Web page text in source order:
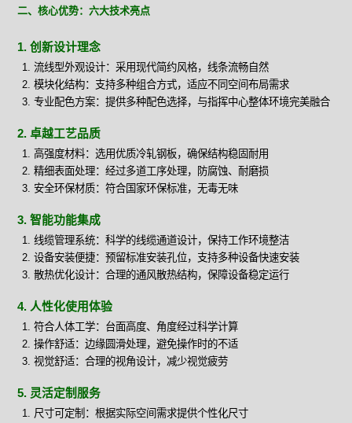
二、核心优势：六大技术亮点
1. 创新设计理念
流线型外观设计：采用现代简约风格，线条流畅自然
模块化结构：支持多种组合方式，适应不同空间布局需求
专业配色方案：提供多种配色选择，与指挥中心整体环境完美融合
2. 卓越工艺品质
高强度材料：选用优质冷轧钢板，确保结构稳固耐用
精细表面处理：经过多道工序处理，防腐蚀、耐磨损
安全环保材质：符合国家环保标准，无毒无味
3. 智能功能集成
线缆管理系统：科学的线缆通道设计，保持工作环境整洁
设备安装便捷：预留标准安装孔位，支持多种设备快速安装
散热优化设计：合理的通风散热结构，保障设备稳定运行
4. 人性化使用体验
符合人体工学：台面高度、角度经过科学计算
操作舒适：边缘圆滑处理，避免操作时的不适
视觉舒适：合理的视角设计，减少视觉疲劳
5. 灵活定制服务
尺寸可定制：根据实际空间需求提供个性化尺寸